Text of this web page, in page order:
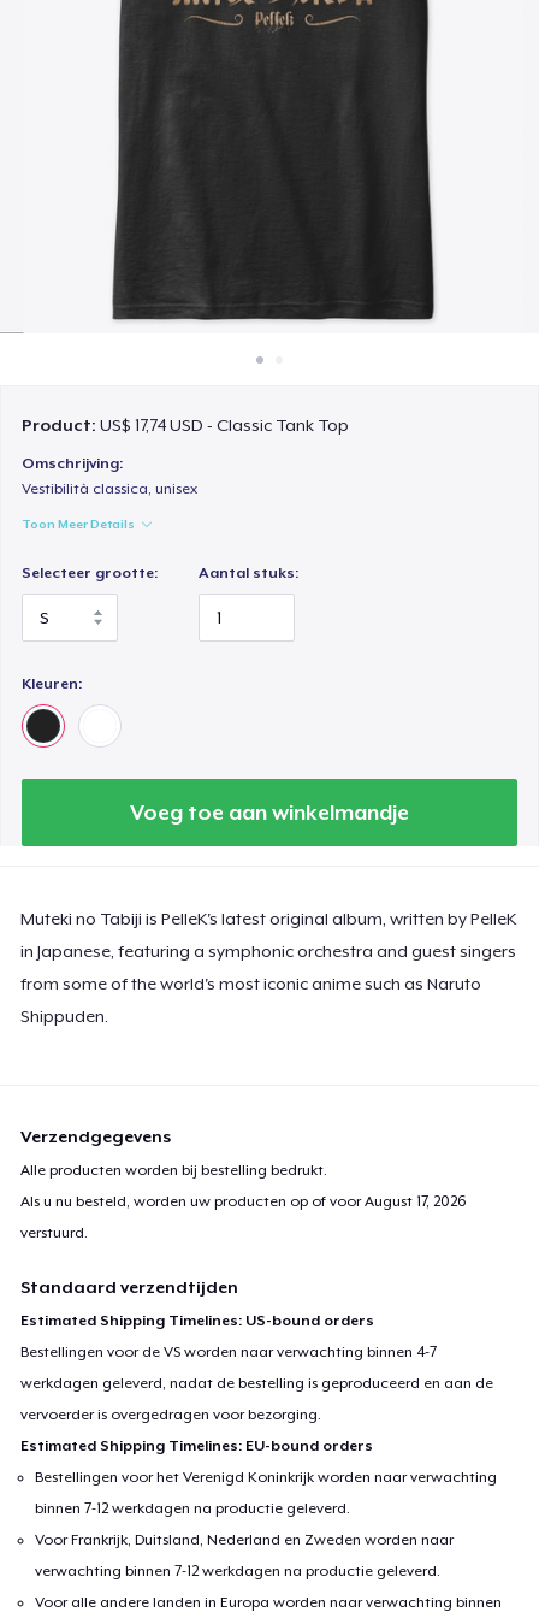
Product:US$ 17,74 USD - Classic Tank Top
Omschrijving:
Vestibilità classica, unisex
Toon Meer Details
Selecteer grootte: Aantal stuks:
Kleuren:
Voeg toe aan winkelmandje
Muteki no Tabiji is PelleK's latest original album, written by PelleK
in Japanese, featuring a symphonic orchestra and guest singers
from some of the world's most iconic anime such as Naruto
Shippuden.
Verzendgegevens
Alle producten worden bij bestelling bedrukt.
Als u nu besteld, worden uw producten op of voorAugust 17, 2026
verstuurd.
Standaard verzendtijden
Estimated Shipping Timelines: US-bound orders
Bestellingen voor de VS worden naar verwachting binnen 4-7
werkdagen geleverd, nadat de bestelling is geproduceerd en aan de
vervoerder is overgedragen voor bezorging.
Estimated Shipping Timelines: EU-bound orders
Bestellingen voor het Verenigd Koninkrijk worden naar verwachting
binnen 7-12 werkdagen na productie geleverd.
Voor Frankrijk, Duitsland, Nederland en Zweden worden naar
verwachting binnen 7-12 werkdagen na productie geleverd.
Voor alle andere landen in Europa worden naar verwachting binnen